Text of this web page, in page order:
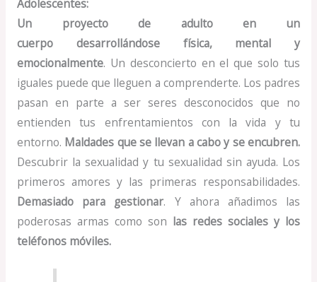
Adolescentes:
Un proyecto de adulto en un
cuerpo desarrollándosefísica, mental y
emocionalmente. Un desconcierto en el que solo tus
iguales puede que lleguen a comprenderte. Los padres
pasan en parte a ser seres desconocidos que no
entienden tus enfrentamientos con la vida y tu
entorno. Maldades que se llevan a cabo y se encubren.
Descubrir la sexualidad y tu sexualidad sin ayuda. Los
primeros amores y las primeras responsabilidades.
Demasiado para gestionar. Y ahora añadimos las
poderosas armas como son las redes sociales y los
teléfonos móviles.